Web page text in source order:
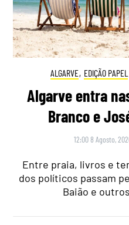
ALGARVE, EDIÇÃO PAPEL
Algarve entra
Branco e
12:00 8 Agosto,
Entre praia, livros e
dos políticos passam
Baião e